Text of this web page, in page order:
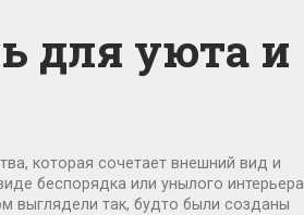
для уюта и
которая сочетает внешний вид и
беспорядка или унылого интерьера.
выглядели так, будто были созданы